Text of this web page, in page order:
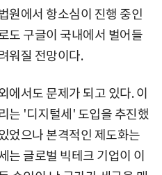
원에서 항소심이 진행 중인
도 구글이 국내에서 벌어들
워질 전망이다.
에서도 문제가 되고 있다. 이
는 '디지털세' 도입을 추진했
었으나 본격적인 제도화는
는 글로벌 빅테크 기업이 이